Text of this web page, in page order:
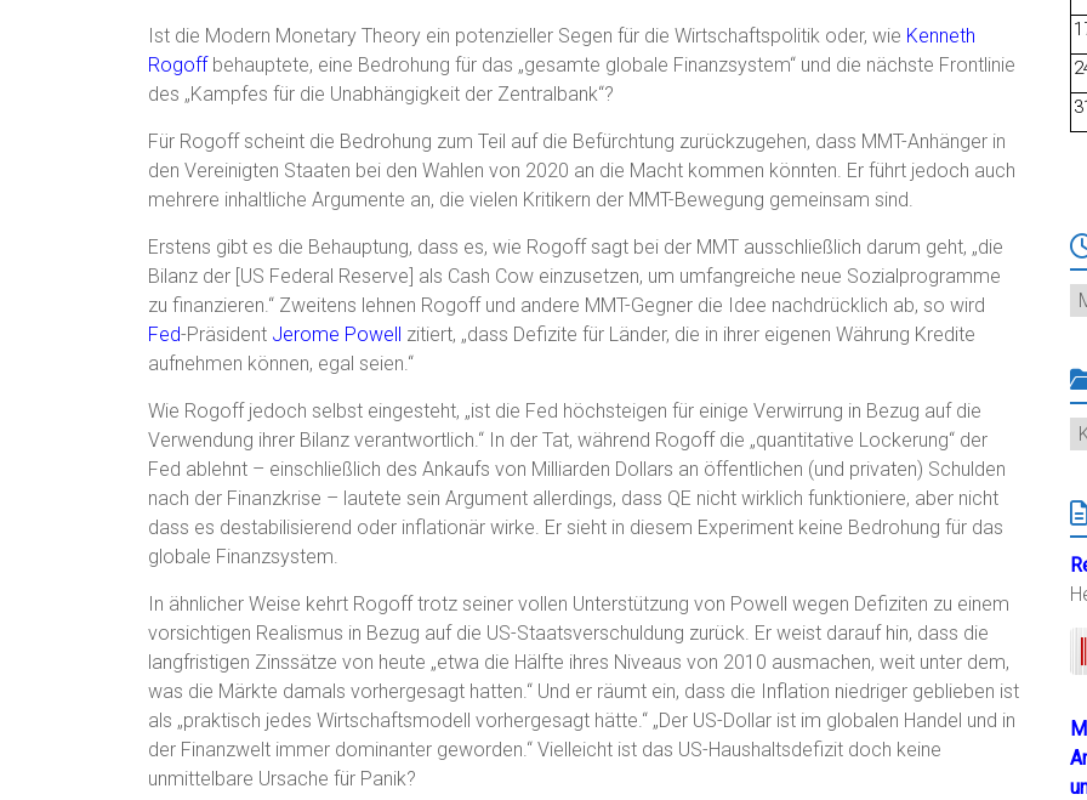
Ist die Modern Monetary Theory ein potenzieller Segen für die Wirtschaftspolitik oder, wie Kenneth
Rogoffbehauptete, eine Bedrohung für das „gesamte globale Finanzsystem“ und die nächste Frontlinie
des „Kampfes für die Unabhängigkeit der Zentralbank“?
Für Rogoff scheint die Bedrohung zum Teil auf die Befürchtung zurückzugehen, dass MMT-Anhänger in
den Vereinigten Staaten bei den Wahlen von 2020 an die Macht kommen könnten. Er führt jedoch auch
mehrere inhaltliche Argumente an, die vielen Kritikern der MMT-Bewegung gemeinsam sind.
Erstens gibt es die Behauptung, dass es, wie Rogoff sagt bei der MMT ausschließlich darum geht, „die
Bilanz der [US Federal Reserve] als Cash Cow einzusetzen, um umfangreiche neue Sozialprogramme
zu finanzieren.“ Zweitens lehnen Rogoff und andere MMT-Gegner die Idee nachdrücklich ab, so wird
Fed-Präsident Jerome Powell zitiert, „dass Defizite für Länder, die in ihrer eigenen Währung Kredite
aufnehmen können, egal seien.“
Wie Rogoff jedoch selbst eingesteht, „ist die Fed höchsteigen für einige Verwirrung in Bezug auf die
Verwendung ihrer Bilanz verantwortlich.“ In der Tat, während Rogoff die „quantitative Lockerung“ der
Fed ablehnt – einschließlich des Ankaufs von Milliarden Dollars an öffentlichen (und privaten) Schulden
nach der Finanzkrise – lautete sein Argument allerdings, dass QE nicht wirklich funktioniere, aber nicht
dass es destabilisierend oder inflationär wirke. Er sieht in diesem Experiment keine Bedrohung für das
globale Finanzsystem.
In ähnlicher Weise kehrt Rogoff trotz seiner vollen Unterstützung von Powell wegen Defiziten zu einem
vorsichtigen Realismus in Bezug auf die US-Staatsverschuldung zurück. Er weist darauf hin, dass die
langfristigen Zinssätze von heute „etwa die Hälfte ihres Niveaus von 2010 ausmachen, weit unter dem,
was die Märkte damals vorhergesagt hatten.“ Und er räumt ein, dass die Inflation niedriger geblieben ist
als „praktisch jedes Wirtschaftsmodell vorhergesagt hätte.“ „Der US-Dollar ist im globalen Handel und in
der Finanzwelt immer dominanter geworden.“ Vielleicht ist das US-Haushaltsdefizit doch keine
unmittelbare Ursache für Panik?